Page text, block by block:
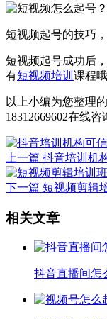
短视频起号的技巧
短视频起号成功后
有短视频培训 课程
以上小编为您整理的
18312669602在线咨
上一篇 抖音培训机
下一篇 短视频剪辑
相关文章
抖音直播间怎